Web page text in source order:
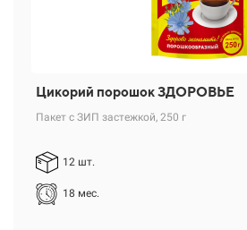
Цикорий порошок ЗДОРОВЬЕ
Пакет с ЗИП застежкой, 250 г
12 шт.
18 мес.